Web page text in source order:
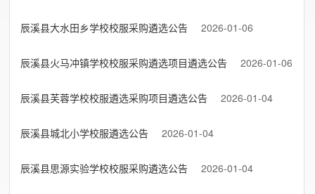
辰溪县大水田乡学校校服采购遴选公告 2026-01-06
辰溪县火马冲镇学校校服采购遴选项目遴选公告 2026-01-06
辰溪县芙蓉学校校服遴选采购项目遴选公告 2026-01-04
辰溪县城北小学校服遴选公告 2026-01-04
辰溪县思源实验学校校服采购遴选公告 2026-01-04